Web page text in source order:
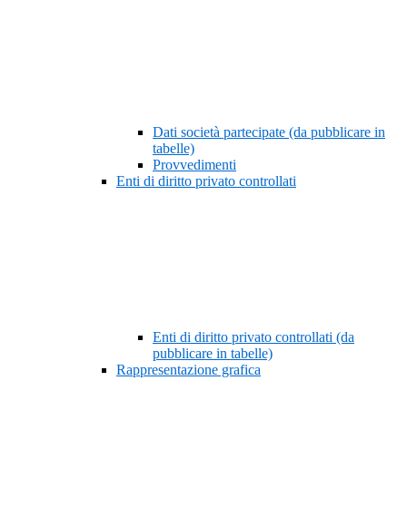
Dati società partecipate (da pubblicare in
tabelle)
Provvedimenti
Enti di diritto privato controllati
Enti di diritto privato controllati (da
pubblicare in tabelle)
Rappresentazione grafica